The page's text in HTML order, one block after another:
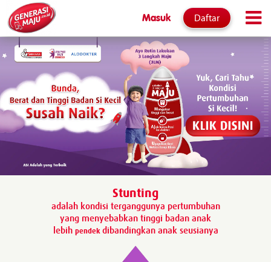
Masuk Daftar
Stunting
adalah kondisi terganggunya pertumbuhan
yang menyebabkan tinggi badan anak
lebih pendek dibandingkan anak seusianya